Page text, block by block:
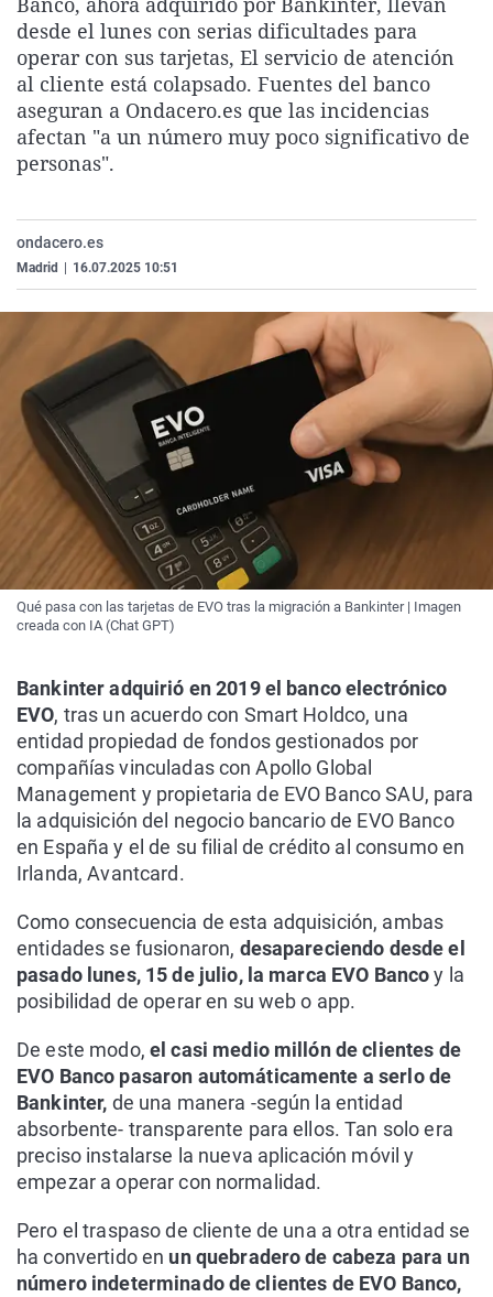
La rosa de los vientos
Gente viajera
Como el perro y el
Caso
Retornados
Equipo de
Operación Viuda
Extremadura
Galicia
La Rioja
Navarra
Virales
Televisión
Elecciones
desde el lunes con serias dificultades para
operar con sus tarjetas, El servicio de atención
al cliente está colapsado. Fuentes del banco
aseguran a Ondacero.es que las incidencias
afectan "a un número muy poco significativo de
personas".
ondacero.es
Madrid 16.07.2025 10:51
Qué pasa con las tarjetas de EVO tras la migración a Bankinter | Imagen
creada con IA (Chat GPT)
Bankinter adquirió en 2019 el banco electrónico
EVO, tras un acuerdo con Smart Holdco, una
entidad propiedad de fondos gestionados por
compañías vinculadas con Apollo Global
Management y propietaria de EVO Banco SAU, para
la adquisición del negocio bancario de EVO Banco
en España y el de su filial de crédito al consumo en
Irlanda, Avantcard.
Como consecuencia de esta adquisición, ambas
entidades se fusionaron, desapareciendo desde el
pasado lunes, 15 de julio, la marca EVO Bancoy la
posibilidad de operar en su web o app.
De este modo, el casi medio millón de clientes de
EVO Banco pasaron automáticamente a serlo de
Bankinter, de una manera -según la entidad
absorbente- transparente para ellos. Tan solo era
preciso instalarse la nueva aplicación móvil y
empezar a operar con normalidad.
Pero el traspaso de cliente de una a otra entidad se
ha convertido en un quebradero de cabeza para un
número indeterminado de clientes de EVO Banco,